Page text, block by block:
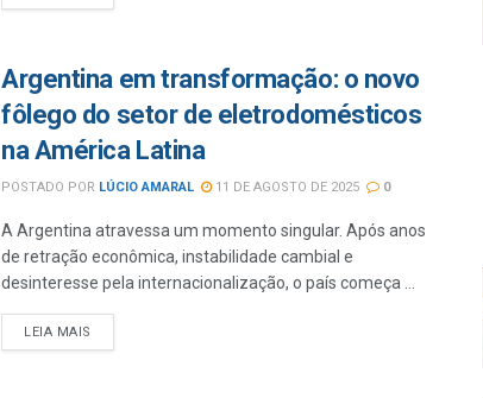
Argentina em transformação: o novo
fôlego do setor de eletrodomésticos
na América Latina
POSTADO POR LÚCIO AMARAL 11 DE AGOSTO DE 2025 0
A Argentina atravessa um momento singular. Após anos
de retração econômica, instabilidade cambial e
desinteresse pela internacionalização, o país começa ...
LEIA MAIS